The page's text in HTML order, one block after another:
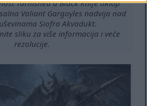
Tarnished u Black Knife oklop
Valiant Gargoyles nadvija nad
Siofra Akvadukt.
sliku za više informacija i veće
rezolucije.